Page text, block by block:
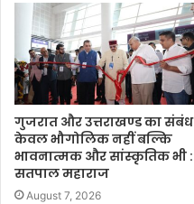
गुजरात और उत्तराखण्ड का संबंध
केवल भौगोलिक नहीं बल्कि
भावनात्मक और सांस्कृतिक भी :
सतपाल महाराज
August 7, 2026